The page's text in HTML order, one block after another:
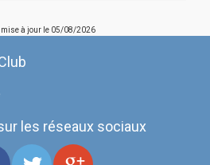
mise à jour le 05/08/2026
les réseaux sociaux